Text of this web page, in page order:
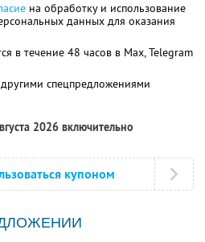
на обработку и использование
данных для оказания
в течение 48 часов в Max, Telegram
спецпредложениями
2026 включительно
купоном